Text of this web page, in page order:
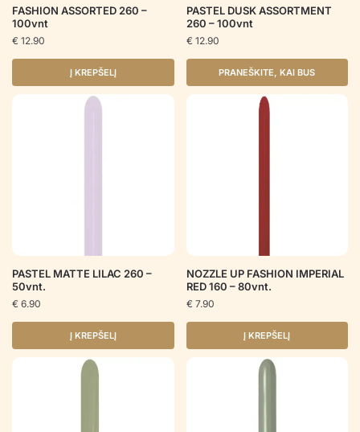
FASHION ASSORTED 260 –
100vnt
€ 12.90
Į KREPŠELĮ
PASTEL DUSK ASSORTMENT
260 – 100vnt
€ 12.90
PRANEŠKITE, KAI BUS
PASTEL MATTE LILAC 260 –
50vnt.
€ 6.90
Į KREPŠELĮ
NOZZLE UP FASHION IMPERIAL
RED 160 – 80vnt.
€ 7.90
Į KREPŠELĮ